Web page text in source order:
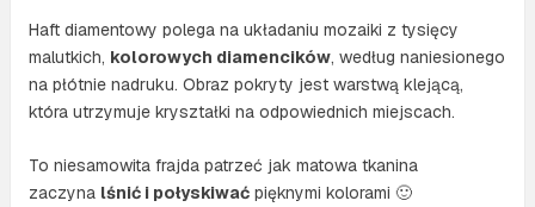
Haft diamentowy polega na układaniu mozaiki z tysięcy
malutkich, kolorowych diamencików, według naniesionego
na płótnie nadruku. Obraz pokryty jest warstwą klejącą,
która utrzymuje kryształki na odpowiednich miejscach.
To niesamowita frajda patrzeć jak matowa tkanina
zaczyna lśnić i połyskiwaćpięknymi kolorami 🙂